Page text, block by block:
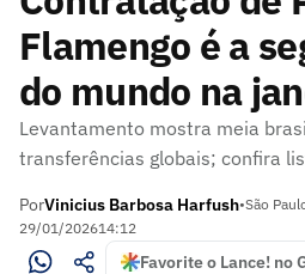
Flamengo é a
do mundo na
Levantamento mostra meia
transferências globais; confira
PorVinicius Barbosa Harfush•São
29/01/202614:12
Favorite o Lance! no